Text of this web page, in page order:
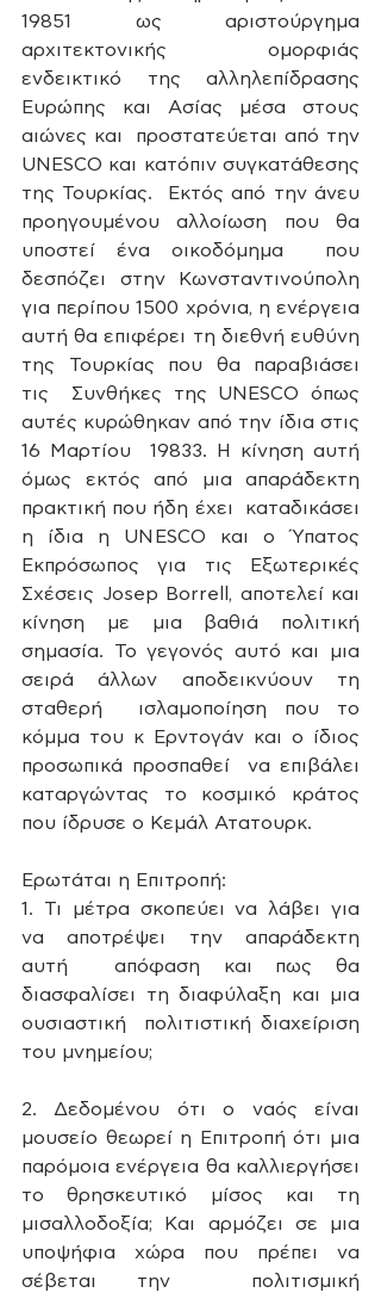
19851 ως αριστούργημα
αρχιτεκτονικής ομορφιάς
ενδεικτικό της αλληλεπίδρασης
Ευρώπης και Ασίας μέσα στους
αιώνες και  προστατεύεται από την
UNESCO και κατόπιν συγκατάθεσης
της Τουρκίας.  Εκτός από την άνευ
προηγουμένου αλλοίωση που θα
υποστεί ένα οικοδόμημα  που
δεσπόζει στην Κωνσταντινούπολη
για περίπου 1500 χρόνια, η ενέργεια
αυτή θα επιφέρει τη διεθνή ευθύνη
της Τουρκίας που θα παραβιάσει
τις  Συνθήκες της UNESCO όπως
αυτές κυρώθηκαν από την ίδια στις
16 Μαρτίου  19833. Η κίνηση αυτή
όμως εκτός από μια απαράδεκτη
πρακτική που ήδη έχει  καταδικάσει
η ίδια η UNESCO και ο Ύπατος
Εκπρόσωπος για τις Εξωτερικές
Σχέσεις Josep Borrell, αποτελεί και
κίνηση με μια βαθιά πολιτική
σημασία. Το γεγονός αυτό και μια
σειρά άλλων αποδεικνύουν τη
σταθερή  ισλαμοποίηση που το
κόμμα του κ Ερντογάν και ο ίδιος
προσωπικά προσπαθεί  να επιβάλει
καταργώντας το κοσμικό κράτος
που ίδρυσε ο Κεμάλ Ατατουρκ.
Ερωτάται η Επιτροπή:
1. Τι μέτρα σκοπεύει να λάβει για
να αποτρέψει την απαράδεκτη
αυτή  απόφαση και πως θα
διασφαλίσει τη διαφύλαξη και μια
ουσιαστική  πολιτιστική διαχείριση
του μνημείου;
2. Δεδομένου ότι ο ναός είναι
μουσείο θεωρεί η Επιτροπή ότι μια
παρόμοια ενέργεια θα καλλιεργήσει
το θρησκευτικό μίσος και τη
μισαλλοδοξία; Και αρμόζει σε μια
υποψήφια χώρα που πρέπει να
σέβεται την  πολιτισμική